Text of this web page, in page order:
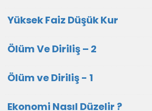
Yüksek Faiz Düşük Kur
Ölüm Ve Diriliş – 2
Ölüm ve Diriliş - 1
Ekonomi Nasıl Düzelir ?